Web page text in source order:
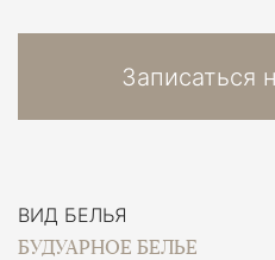
ВИД БЕЛЬЯ
БУДУАРНОЕ БЕЛЬЕ
Записаться